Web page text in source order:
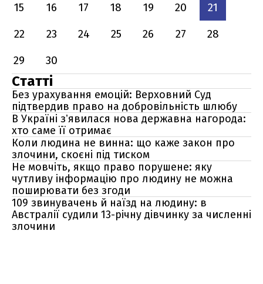
15
16 17 18 19 20
21
22
23 24 25 26 27
28
29
30
Статті
Без урахування емоцій: Верховний Суд
підтвердив право на добровільність шлюбу
В Україні зʼявилася нова державна нагорода:
хто саме її отримає
Коли людина не винна: що каже закон про
злочини, скоєні під тиском
Не мовчіть, якщо право порушене: яку
чутливу інформацію про людину не можна
поширювати без згоди
109 звинувачень й наїзд на людину: в
Австралії судили 13-річну дівчинку за численні
злочини